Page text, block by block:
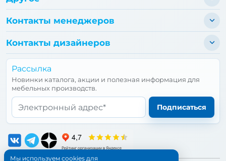
Мы используем cookies для
Контакты менеджеров
Контакты дизайнеров
Рассылка
Новинки каталога, акции и полезная информация для
мебельных производств.
Email* Подписаться